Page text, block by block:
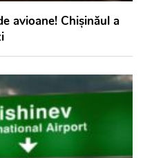
avioane! Chișinăul a